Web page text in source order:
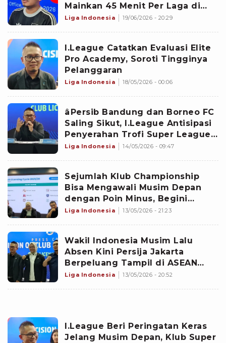
Mainkan 45 Menit Per Laga di
Super League 2026/2027
Liga Indonesia 19/06/2026 - 20:29
I.League Catatkan Evaluasi Elite
Pro Academy, Soroti Tingginya
Pelanggaran
Liga Indonesia 18/05/2026 - 00:06
âPersib Bandung dan Borneo FC
Saling Sikut, I.League Antisipasi
Penyerahan Trofi Super League
di Dua Kota
Liga Indonesia 14/05/2026 - 09:47
Sejumlah Klub Championship
Bisa Mengawali Musim Depan
dengan Poin Minus, Begini
Pemaparan I.League
Liga Indonesia 13/05/2026 - 21:23
Wakil Indonesia Musim Lalu
Absen Kini Persija Jakarta
Berpeluang Tampil di ASEAN
Club Championship? Begini Kata
Liga Indonesia 13/05/2026 - 20:52
I.League Beri Peringatan Keras
Jelang Musim Depan, Klub Super